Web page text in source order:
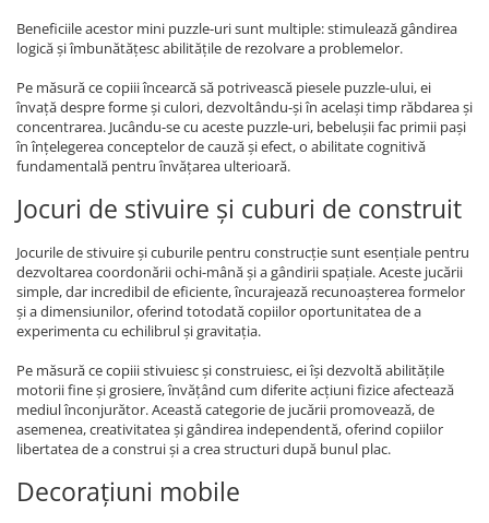
Beneficiile acestor mini puzzle-uri sunt multiple: stimulează gândirea
logică și îmbunătățesc abilitățile de rezolvare a problemelor.
Pe măsură ce copiii încearcă să potrivească piesele puzzle-ului, ei
învață despre forme și culori, dezvoltându-și în același timp răbdarea și
concentrarea. Jucându-se cu aceste puzzle-uri, bebelușii fac primii pași
în înțelegerea conceptelor de cauză și efect, o abilitate cognitivă
fundamentală pentru învățarea ulterioară.
Jocuri de stivuire și cuburi de construit
Jocurile de stivuire și cuburile pentru construcție sunt esențiale pentru
dezvoltarea coordonării ochi-mână și a gândirii spațiale. Aceste jucării
simple, dar incredibil de eficiente, încurajează recunoașterea formelor
și a dimensiunilor, oferind totodată copiilor oportunitatea de a
experimenta cu echilibrul și gravitația.
Pe măsură ce copiii stivuiesc și construiesc, ei își dezvoltă abilitățile
motorii fine și grosiere, învățând cum diferite acțiuni fizice afectează
mediul înconjurător. Această categorie de jucării promovează, de
asemenea, creativitatea și gândirea independentă, oferind copiilor
libertatea de a construi și a crea structuri după bunul plac.
Decorațiuni mobile